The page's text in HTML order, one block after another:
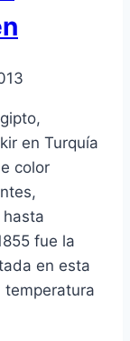
en Turquía
color
fue la
en esta
temperatura